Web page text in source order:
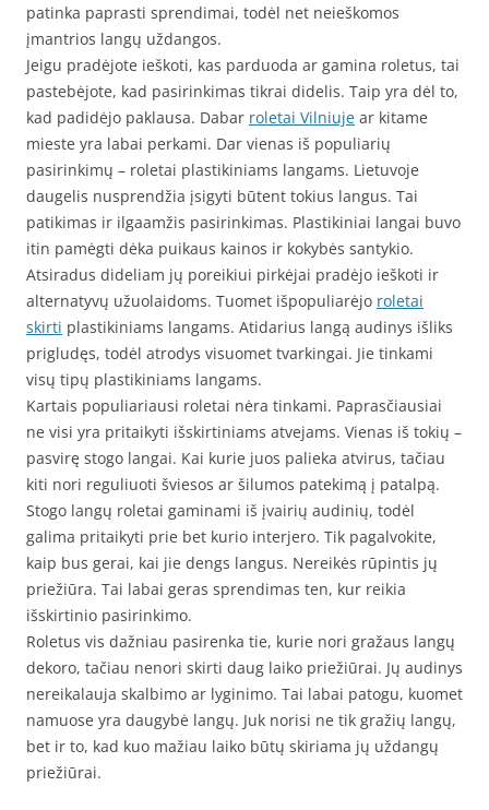
patinka paprasti sprendimai, todėl net neieškomos
įmantrios langų uždangos.
Jeigu pradėjote ieškoti, kas parduoda ar gamina roletus, tai
pastebėjote, kad pasirinkimas tikrai didelis. Taip yra dėl to,
kad padidėjo paklausa. Dabar roletai Vilniuje ar kitame
mieste yra labai perkami. Dar vienas iš populiarių
pasirinkimų – roletai plastikiniams langams. Lietuvoje
daugelis nusprendžia įsigyti būtent tokius langus. Tai
patikimas ir ilgaamžis pasirinkimas. Plastikiniai langai buvo
itin pamėgti dėka puikaus kainos ir kokybės santykio.
Atsiradus dideliam jų poreikiui pirkėjai pradėjo ieškoti ir
alternatyvų užuolaidoms. Tuomet išpopuliarėjo roletai
skirti plastikiniams langams. Atidarius langą audinys išliks
prigludęs, todėl atrodys visuomet tvarkingai. Jie tinkami
visų tipų plastikiniams langams.
Kartais populiariausi roletai nėra tinkami. Paprasčiausiai
ne visi yra pritaikyti išskirtiniams atvejams. Vienas iš tokių –
pasvirę stogo langai. Kai kurie juos palieka atvirus, tačiau
kiti nori reguliuoti šviesos ar šilumos patekimą į patalpą.
Stogo langų roletai gaminami iš įvairių audinių, todėl
galima pritaikyti prie bet kurio interjero. Tik pagalvokite,
kaip bus gerai, kai jie dengs langus. Nereikės rūpintis jų
priežiūra. Tai labai geras sprendimas ten, kur reikia
išskirtinio pasirinkimo.
Roletus vis dažniau pasirenka tie, kurie nori gražaus langų
dekoro, tačiau nenori skirti daug laiko priežiūrai. Jų audinys
nereikalauja skalbimo ar lyginimo. Tai labai patogu, kuomet
namuose yra daugybė langų. Juk norisi ne tik gražių langų,
bet ir to, kad kuo mažiau laiko būtų skiriama jų uždangų
priežiūrai.